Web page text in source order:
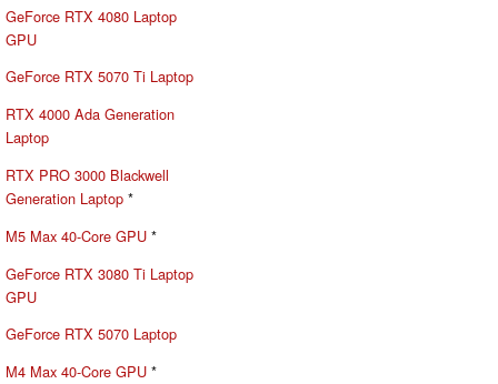
GeForce RTX 4080 Laptop
GPU
GeForce RTX 5070 Ti Laptop
RTX 4000 Ada Generation
Laptop
RTX PRO 3000 Blackwell
Generation Laptop *
M5 Max 40-Core GPU *
GeForce RTX 3080 Ti Laptop
GPU
GeForce RTX 5070 Laptop
M4 Max 40-Core GPU *